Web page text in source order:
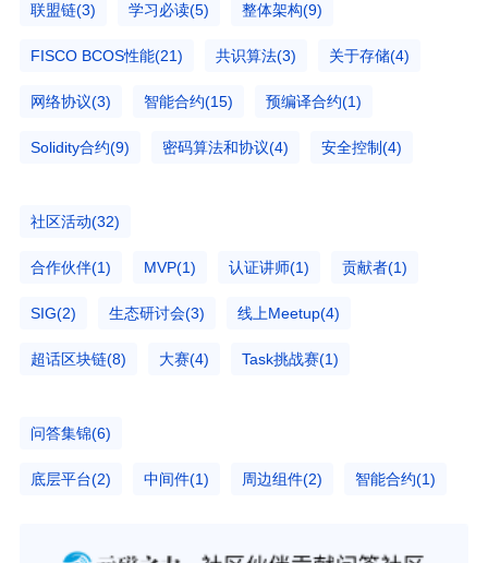
联盟链(3) 学习必读(5) 整体架构(9)
FISCO BCOS性能(21) 共识算法(3) 关于存储(4)
网络协议(3) 智能合约(15) 预编译合约(1)
Solidity合约(9) 密码算法和协议(4) 安全控制(4)
社区活动(32)
合作伙伴(1) MVP(1) 认证讲师(1) 贡献者(1)
SIG(2) 生态研讨会(3) 线上Meetup(4)
超话区块链(8) 大赛(4) Task挑战赛(1)
问答集锦(6)
底层平台(2) 中间件(1) 周边组件(2) 智能合约(1)